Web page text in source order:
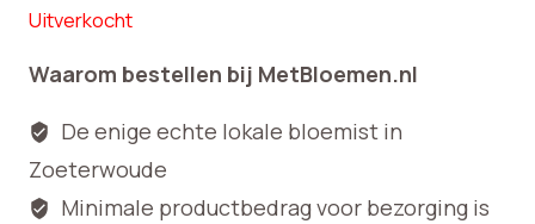
Uitverkocht
Waarom bestellen bij MetBloemen.nl
De enige echte lokale bloemist in
Zoeterwoude
Minimale productbedrag voor bezorging is